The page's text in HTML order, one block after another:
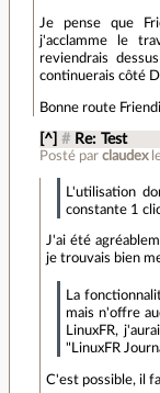
Je pense que
j'acclamme le
reviendrais
continuerais côté
Bonne route
[^] # Re: Test
Posté parclaudex
L'utilisation
constante 1
J'ai été
je trouvais bien
La
mais n'offre
LinuxFR,
"LinuxFR
C'est possible, il